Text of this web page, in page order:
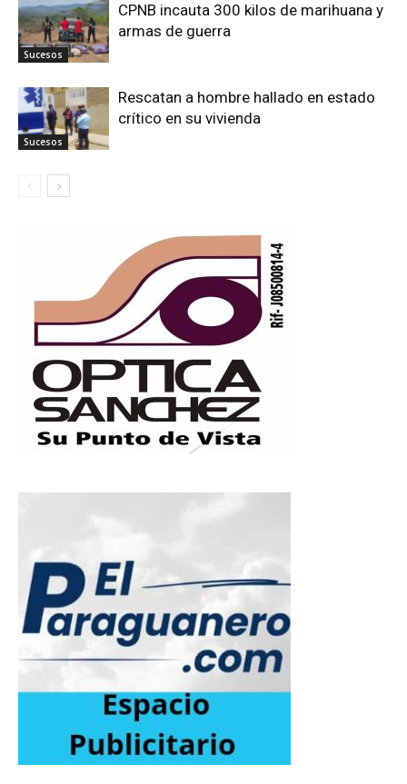
Sucesos
CPNB incauta 300 kilos de marihuana y
armas de guerra
Sucesos
Rescatan a hombre hallado en estado
crítico en su vivienda